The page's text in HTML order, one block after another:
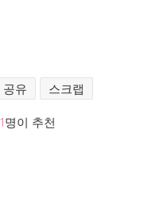
공유
스크랩
1명이 추천